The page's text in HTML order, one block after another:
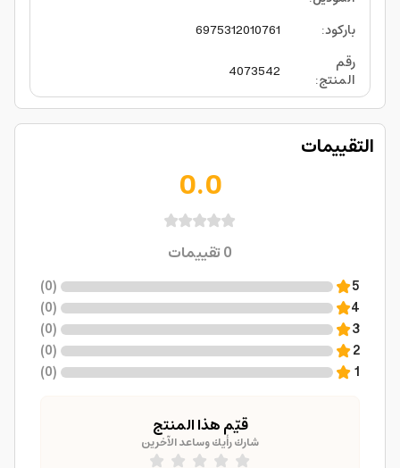
باركود:
6975312010761
رقم
المنتج:
4073542
التقييمات
0.0
0تقييمات
5
(
0
)
4
(
0
)
3
(
0
)
2
(
0
)
1
(
0
)
قيّم هذا المنتج
شارك رأيك وساعد الآخرين